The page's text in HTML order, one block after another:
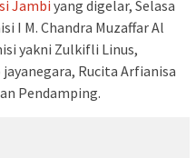
Jambiyang digelar, Selasa
I M. Chandra Muzaffar Al
yakni Zulkifli Linus,
Rucita Arfianisa
Pendamping.